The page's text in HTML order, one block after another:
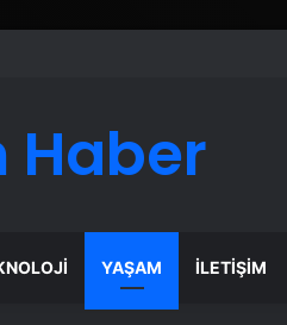
Haber
YAŞAM İLETIŞIM